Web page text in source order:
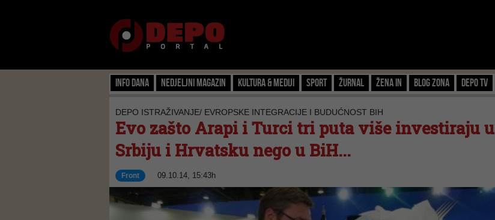
Info dana Nedjeljni magazin Kultura & Mediji Sport Žurnal Žena IN Blog zona Depo TV
DEPO ISTRAŽIVANJE/ EVROPSKE INTEGRACIJE I BUDUĆNOST BIH
Evo zašto Arapi i Turci tri puta više investiraju u
Srbiju i Hrvatsku nego u BiH...
Front 09.10.14, 15:43h